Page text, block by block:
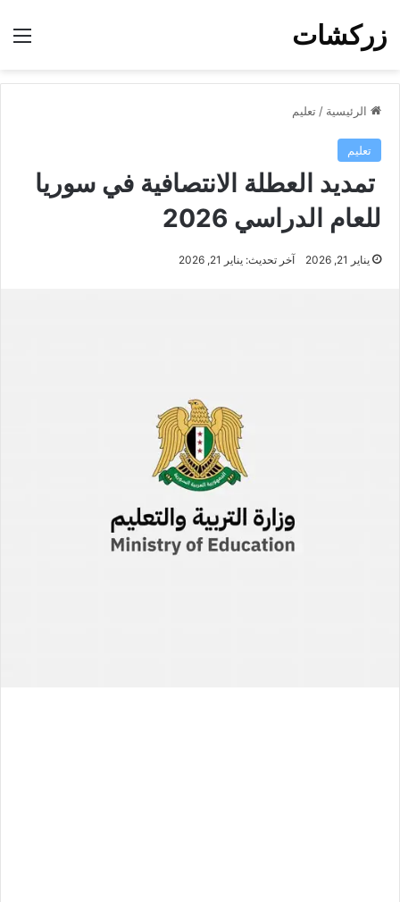
زركشات
الرئيسية / تعليم
تعليم
تمديد العطلة الانتصافية في سوريا
للعام الدراسي 2026
يناير 21, 2026 آخر تحديث: يناير 21, 2026